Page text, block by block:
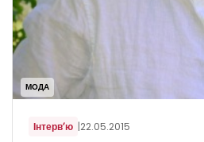
МОДА
Інтерв’ю |22.05.2015